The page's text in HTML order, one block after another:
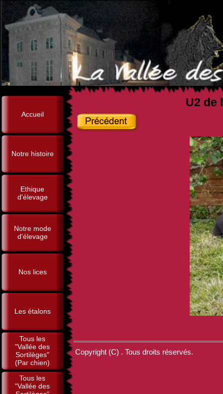
Accueil
Notre histoire
Ethique
d'élevage
Notre mode
d'élevage
Nos lices
Les étalons
Tous les
"Vallée des
Sortilèges"
(Par chien)
Tous les
"Vallée des
U2 de
Copyright (C) . Tous droits réservés.